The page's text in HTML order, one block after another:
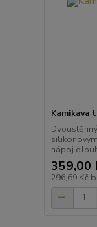
Kamikava
nápoj
359,00
296,69 Kč